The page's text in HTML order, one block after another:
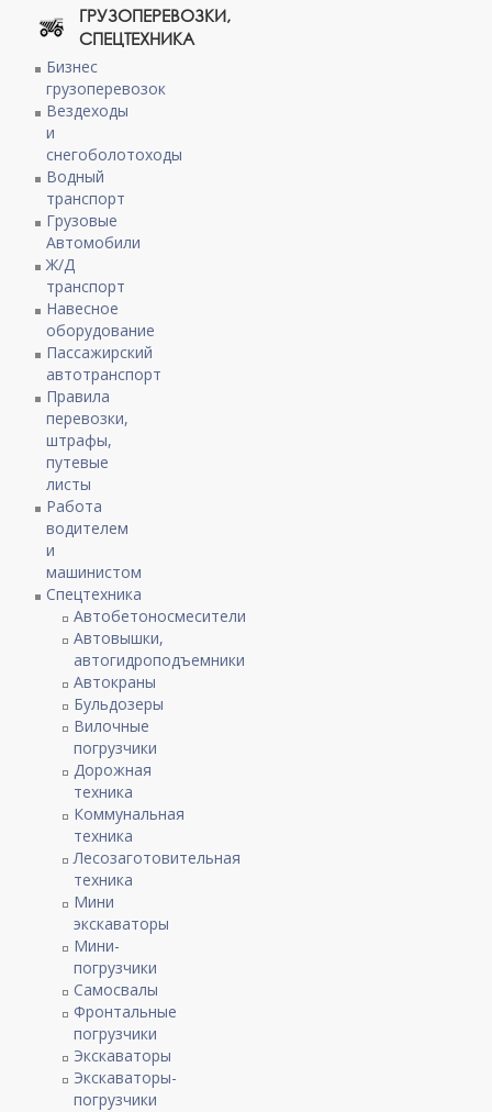
ГРУЗОПЕРЕВОЗКИ,
СПЕЦТЕХНИКА
Бизнес
грузоперевозок
Вездеходы
и
снегоболотоходы
Водный
транспорт
Грузовые
Автомобили
Ж/Д
транспорт
Навесное
оборудование
Пассажирский
автотранспорт
Правила
перевозки,
штрафы,
путевые
листы
Работа
водителем
и
машинистом
Спецтехника
Автобетоносмесители
Автовышки,
автогидроподъемники
Автокраны
Бульдозеры
Вилочные
погрузчики
Дорожная
техника
Коммунальная
техника
Лесозаготовительная
техника
Мини
экскаваторы
Мини-
погрузчики
Самосвалы
Фронтальные
погрузчики
Экскаваторы
Экскаваторы-
погрузчики